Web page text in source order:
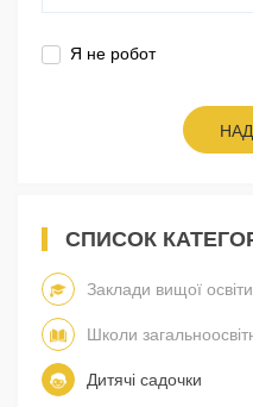
Я не робот
СПИСОК
Заклади вищої освіти
Школи
Дитячі садочки